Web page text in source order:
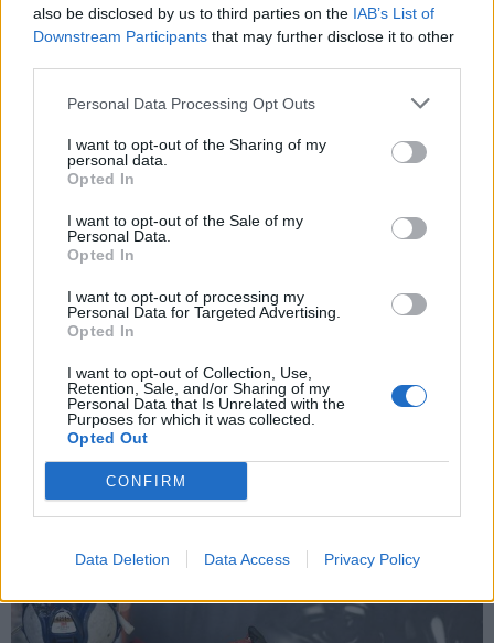
also be disclosed by us to third parties on the IAB’s List of
Downstream Participants that may further disclose it to other
Personal Data Processing Opt Outs
I want to opt-out of the Sharing of my
personal data.
Opted In
I want to opt-out of the Sale of my
Personal Data.
Opted In
I want to opt-out of processing my
Personal Data for Targeted Advertising.
Opted In
I want to opt-out of Collection, Use,
Retention, Sale, and/or Sharing of my
Personal Data that Is Unrelated with the
Purposes for which it was collected.
Opted Out
CONFIRM
Data Deletion Data Access Privacy Policy
COMERIO
Un nuovo murale di Andrea Ravo
Mattoni a Comerio